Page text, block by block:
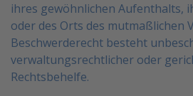
ihres gewöhnlichen Aufenthalts,
oder des Orts des mutmaßlichen
Beschwerderecht besteht
verwaltungsrechtlicher oder
Rechtsbehelfe.